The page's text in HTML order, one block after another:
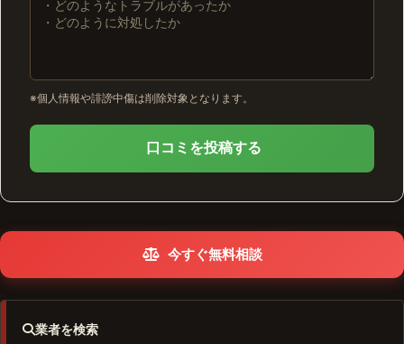
※個人情報や誹謗中傷は削除対象となります。
口コミを投稿する
今すぐ無料相談
業者を検索